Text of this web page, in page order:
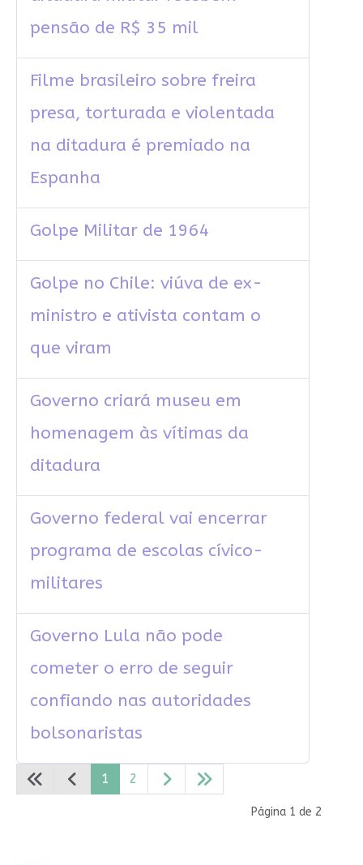
pensão de R$ 35 mil
Filme brasileiro sobre freira
presa, torturada e violentada
na ditadura é premiado na
Espanha
Golpe Militar de 1964
Golpe no Chile: viúva de ex-
ministro e ativista contam o
que viram
Governo criará museu em
homenagem às vítimas da
ditadura
Governo federal vai encerrar
programa de escolas cívico-
militares
Governo Lula não pode
cometer o erro de seguir
confiando nas autoridades
bolsonaristas
Página 1 de 2
1 2